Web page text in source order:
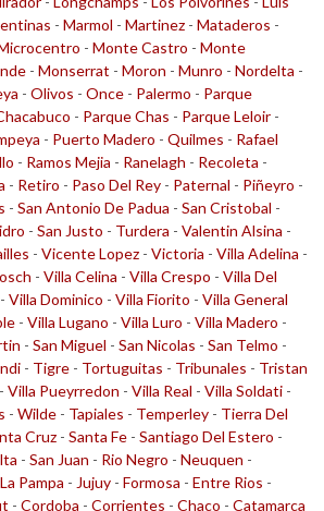
- Marmol - Martinez - Mataderos -
- Monte Castro - Monte
- Monserrat - Moron - Munro - Nordelta -
- Olivos - Once - Palermo - Parque
- Parque Chas - Parque Leloir -
- Puerto Madero - Quilmes - Rafael
- Ramos Mejia - Ranelagh - Recoleta -
- Retiro - Paso Del Rey - Paternal - Piñeyro -
- San Antonio De Padua - San Cristobal -
- San Justo - Turdera - Valentin Alsina -
- Vicente Lopez - Victoria - Villa Adelina -
- Villa Celina - Villa Crespo - Villa Del
- Villa Dominico - Villa Fiorito - Villa General
- Villa Lugano - Villa Luro - Villa Madero -
- San Miguel - San Nicolas - San Telmo -
- Tigre - Tortuguitas - Tribunales - Tristan
- Villa Pueyrredon - Villa Real - Villa Soldati -
- Wilde - Tapiales - Temperley - Tierra Del
Cruz - Santa Fe - Santiago Del Estero -
- San Juan - Rio Negro - Neuquen -
La Pampa - Jujuy - Formosa - Entre Rios -
- Cordoba - Corrientes - Chaco - Catamarca